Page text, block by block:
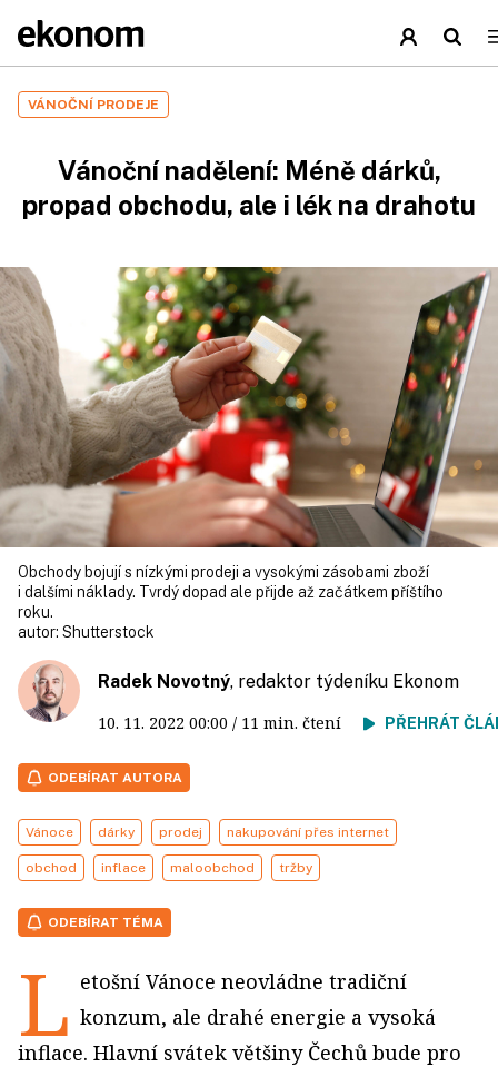
VÁNOČNÍ PRODEJE
Vánoční nadělení: Méně dárků,
propad obchodu, ale i lék na drahotu
Obchody bojují s nízkými prodeji a vysokými zásobami zboží
i dalšími náklady. Tvrdý dopad ale přijde až začátkem příštího
roku.
autor: Shutterstock
Radek Novotný, redaktor týdeníku Ekonom
10. 11. 2022 00:00 / 11 min. čtení PŘEHRÁT
ODEBÍRAT AUTORA
Vánoce dárky prodej nakupování přes internet
obchod inflace maloobchod tržby
ODEBÍRAT TÉMA
L etošní Vánoce neovládne tradiční
konzum, ale drahé energie a vysoká
inflace. Hlavní svátek většiny Čechů bude pro